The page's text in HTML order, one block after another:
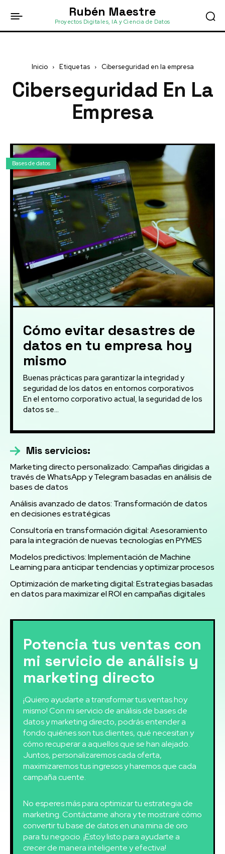
Rubén Maestre
Proyectos Digitales, IA y Ciencia de Datos
Inicio Etiquetas Ciberseguridad en la empresa
Ciberseguridad En La
Empresa
Bases de datos
Cómo evitar desastres de
datos en tu empresa hoy
mismo
Buenas prácticas para garantizar la integridad y
seguridad de los datos en entornos corporativos
En el entorno corporativo actual, la seguridad de los
datos se...
Mis servicios:
Marketing directo personalizado: Campañas dirigidas a
través de WhatsApp y Telegram basadas en análisis de
bases de datos
Análisis avanzado de datos: Transformación de datos
en decisiones estratégicas
Consultoría en transformación digital: Asesoramiento
para la integración de nuevas tecnologías en PYMES
Modelos predictivos: Implementación de Machine
Learning para anticipar tendencias y optimizar procesos
Optimización de marketing digital: Estrategias basadas
en datos para maximizar el ROI en campañas digitales
Potencia tus ventas con
mi servicio de análisis y
marketing directo
¡Quiero ayudarte a transformar tus ventas hoy
mismo! Con mi servicio de análisis de bases de
datos y marketing directo, podrás entender a
fondo quiénes son tus clientes, qué necesitan y
cómo recuperar a aquellos que se han alejado.
Juntos, personalizaremos cada oferta,
maximizaremos tus ingresos y haremos que cada
campaña cuente.
No esperes más para optimizar tu estrategia de
marketing. Contáctame ahora y te mostraré cómo
convertir tu base de datos en una mina de oro
para tu negocio. ¡Estoy listo para ayudarte a
crecer de manera inteligente y efectiva!